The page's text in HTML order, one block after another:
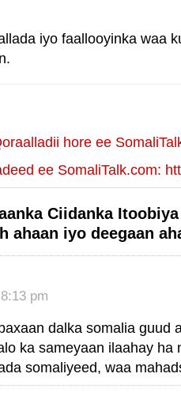
iyo faallooyinka waa
hore ee
ee SomaliTalk.com:
Ciidanka Itoobiya
ahaan iyo deegaan
pm
dalka somalia guud
ka sameyaan ilaahay ha
somaliyeed, waa